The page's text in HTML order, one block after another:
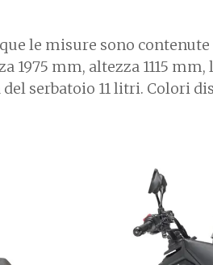
le misure sono contenute
1975 mm, altezza 1115
del serbatoio 11 litri. Colori